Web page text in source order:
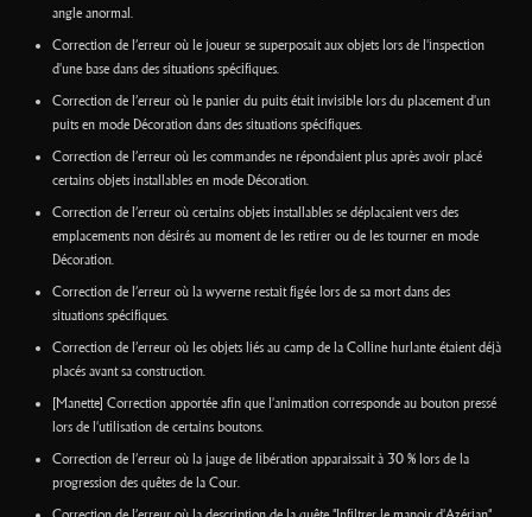
angle anormal.
Correction de l’erreur où le joueur se superposait aux objets lors de l'inspection
d'une base dans des situations spécifiques.
Correction de l’erreur où le panier du puits était invisible lors du placement d'un
puits en mode Décoration dans des situations spécifiques.
Correction de l’erreur où les commandes ne répondaient plus après avoir placé
certains objets installables en mode Décoration.
Correction de l’erreur où certains objets installables se déplaçaient vers des
emplacements non désirés au moment de les retirer ou de les tourner en mode
Décoration.
Correction de l’erreur où la wyverne restait figée lors de sa mort dans des
situations spécifiques.
Correction de l’erreur où les objets liés au camp de la Colline hurlante étaient déjà
placés avant sa construction.
[Manette] Correction apportée afin que l'animation corresponde au bouton pressé
lors de l'utilisation de certains boutons.
Correction de l’erreur où la jauge de libération apparaissait à 30 % lors de la
progression des quêtes de la Cour.